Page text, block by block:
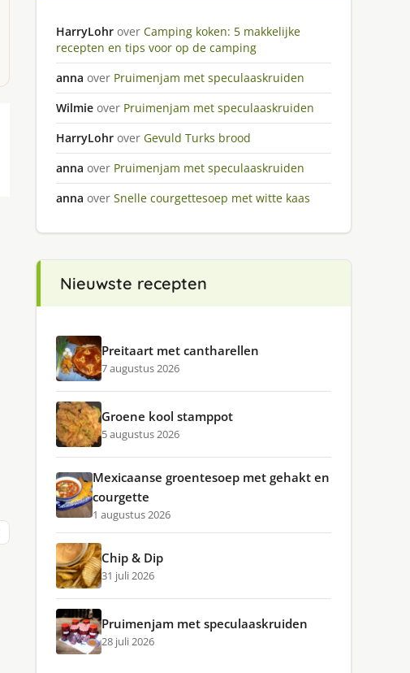
HarryLohr over Camping koken: 5 makkelijke
recepten en tips voor op de camping
anna over Pruimenjam met speculaaskruiden
Wilmie over Pruimenjam met speculaaskruiden
HarryLohr over Gevuld Turks brood
anna over Pruimenjam met speculaaskruiden
anna over Snelle courgettesoep met witte kaas
Nieuwste recepten
Preitaart met cantharellen
7 augustus 2026
Groene kool stamppot
5 augustus 2026
Mexicaanse groentesoep met gehakt en
courgette
1 augustus 2026
Chip & Dip
31 juli 2026
Pruimenjam met speculaaskruiden
28 juli 2026